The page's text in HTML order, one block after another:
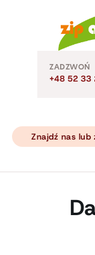
ZADZWOŃ
+48 52 33
Znajdź nas lub